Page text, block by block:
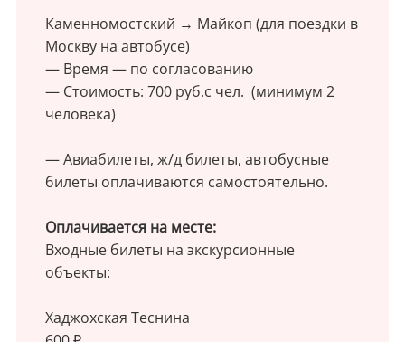
Каменномостский → Майкоп (для поездки в
Москву на автобусе)
— Время — по согласованию
— Стоимость: 700 руб.с чел. (минимум 2
человека)
— Авиабилеты, ж/д билеты, автобусные
билеты оплачиваются самостоятельно.
Оплачивается на месте:
Входные билеты на экскурсионные
объекты:
Хаджохская Теснина